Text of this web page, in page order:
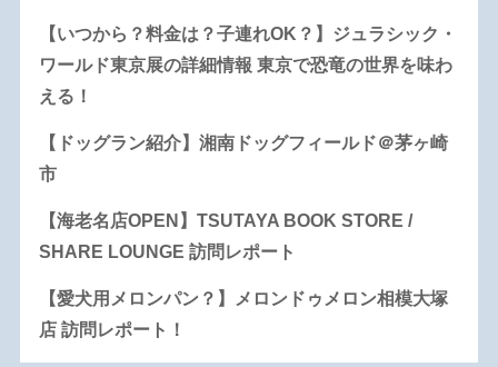
【いつから？料金は？子連れOK？】ジュラシック・
ワールド東京展の詳細情報 東京で恐竜の世界を味わ
える！
【ドッグラン紹介】湘南ドッグフィールド＠茅ヶ崎
市
【海老名店OPEN】TSUTAYA BOOK STORE /
SHARE LOUNGE 訪問レポート
【愛犬用メロンパン？】メロンドゥメロン相模大塚
店 訪問レポート！